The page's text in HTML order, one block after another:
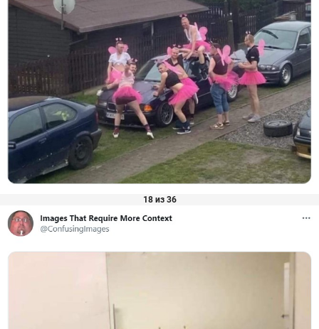
18 из 36